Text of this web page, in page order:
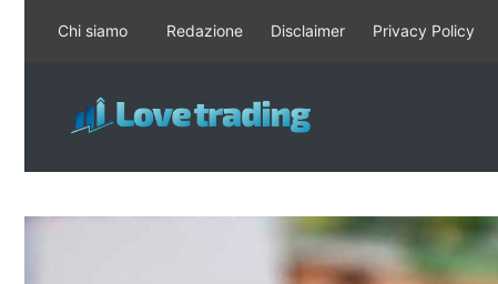
contenuto
Chi siamo Redazione Disclaimer Privacy Policy